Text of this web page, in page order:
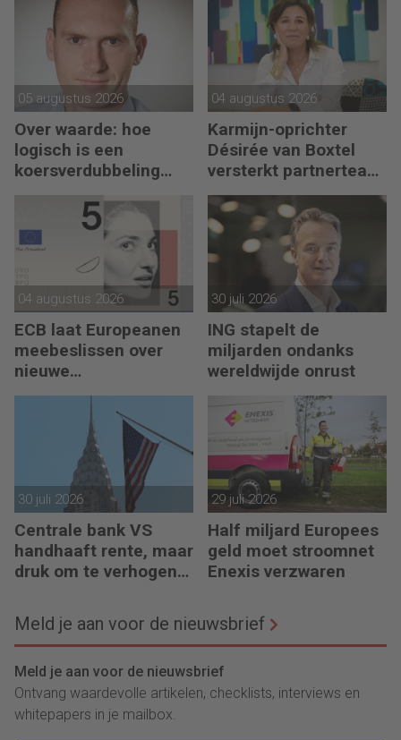
excellence’
05 augustus 2026
Over waarde: hoe
logisch is een
koersverdubbeling
04 augustus 2026
Karmijn-oprichter
Désirée van Boxtel
versterkt partnerteam
CFO Capabel
04 augustus 2026
ECB laat Europeanen
meebeslissen over
nieuwe
eurobankbiljetten
30 juli 2026
ING stapelt de
miljarden ondanks
wereldwijde onrust
30 juli 2026
Centrale bank VS
handhaaft rente, maar
druk om te verhogen
29 juli 2026
Half miljard Europees
geld moet stroomnet
Enexis verzwaren
Meld je aan voor de nieuwsbrief
Meld je aan voor de nieuwsbrief
Ontvang waardevolle artikelen, checklists, interviews en
whitepapers in je mailbox.